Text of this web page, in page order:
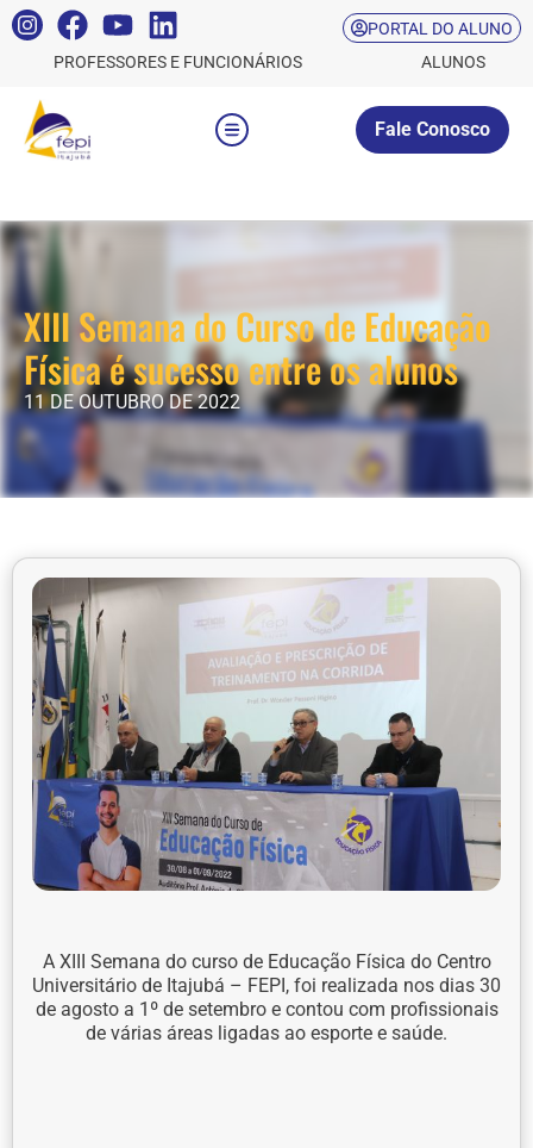
PORTAL DO ALUNO
PROFESSORES E FUNCIONÁRIOS
ALUNOS
Fale Conosco
XIII Semana do Curso de Educação
Física é sucesso entre os alunos
11 DE OUTUBRO DE 2022
A XIII Semana do curso de Educação Física do Centro
Universitário de Itajubá – FEPI, foi realizada nos dias 30
de agosto a 1º de setembro e contou com profissionais
de várias áreas ligadas ao esporte e saúde.